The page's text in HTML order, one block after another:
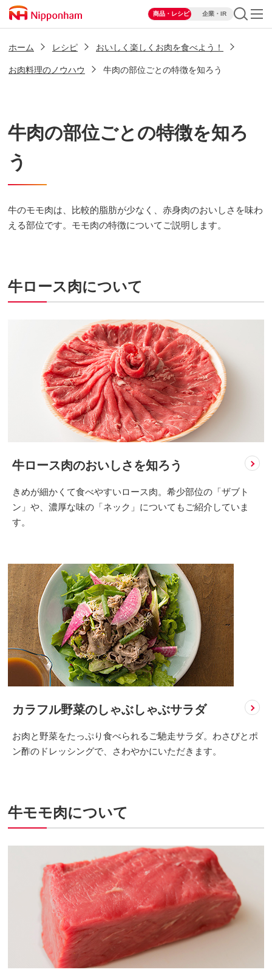
商品・レシピ 企業・IR
ホーム レシピ おいしく楽しくお肉を食べよう！
お肉料理のノウハウ 牛肉の部位ごとの特徴を知ろう
牛肉の部位ごとの特徴を知ろ
う
牛のモモ肉は、比較的脂肪が少なく、赤身肉のおいしさを味わ
える部位です。モモ肉の特徴についてご説明します。
牛ロース肉について
牛ロース肉のおいしさを知ろう
きめが細かくて食べやすいロース肉。希少部位の「ザブト
ン」や、濃厚な味の「ネック」についてもご紹介していま
す。
カラフル野菜のしゃぶしゃぶサラダ
お肉と野菜をたっぷり食べられるご馳走サラダ。わさびとポ
ン酢のドレッシングで、さわやかにいただきます。
牛モモ肉について